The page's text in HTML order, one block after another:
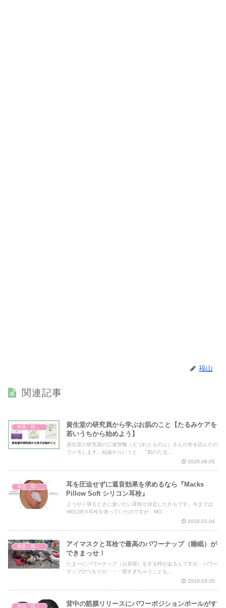
福山
関連記事
休息・回復・不調対策
資生堂の研究員から学ぶお肌のこと【たるみケアを
若いうちから始めよう】
資生堂の研究員の江連智暢（えづれとものぶ）さんの本を読んだの
でメモします。結論からいうと、『肌のたる...
2020.08.05
耳を圧迫せずに遮音効果を求めるなら『Macks
Pillow Soft シリコン耳栓』
ようやく寝るときに使いたい耳栓が決定したかもです。今までは
MOLDEX耳栓を使っていたのですが、MO...
2018.03.04
アイマスクと耳栓で最高のパワーナップ（睡眠）が
できまっせ！
たまーにパワーナップ（お昼寝）をする時があるんですが、パワー
ナップのつもりが・・・寝すぎちゃうことも...
2018.03.05
背中の筋膜リリースにパワーポジションボールがす